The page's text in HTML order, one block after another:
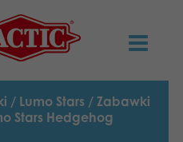
/ Lumo Stars / Zabawki
Stars Hedgehog